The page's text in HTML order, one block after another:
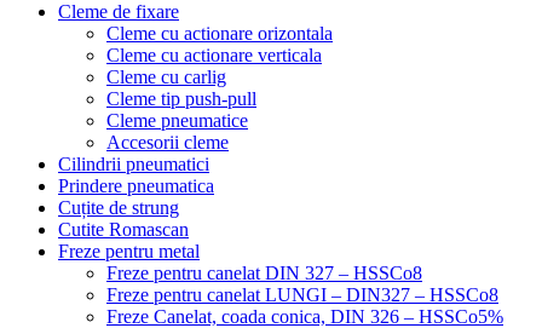
Cleme de fixare
Cleme cu actionare orizontala
Cleme cu actionare verticala
Cleme cu carlig
Cleme tip push-pull
Cleme pneumatice
Accesorii cleme
Cilindrii pneumatici
Prindere pneumatica
Cuțite de strung
Cutite Romascan
Freze pentru metal
Freze pentru canelat DIN 327 – HSSCo8
Freze pentru canelat LUNGI – DIN327 – HSSCo8
Freze Canelat, coada conica, DIN 326 – HSSCo5%